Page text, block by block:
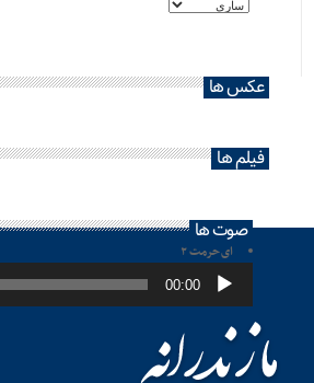
عکس ها
فیلم ها
صوت ها
ای حرمت ۲
پخش‌کننده
صوت 00:00